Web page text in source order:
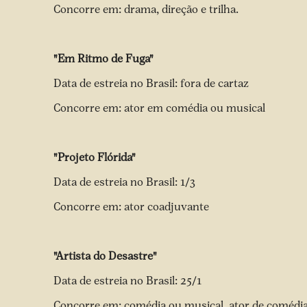
Concorre em: drama, direção e trilha.
"Em Ritmo de Fuga"
Data de estreia no Brasil: fora de cartaz
Concorre em: ator em comédia ou musical
"Projeto Flórida"
Data de estreia no Brasil: 1/3
Concorre em: ator coadjuvante
"Artista do Desastre"
Data de estreia no Brasil: 25/1